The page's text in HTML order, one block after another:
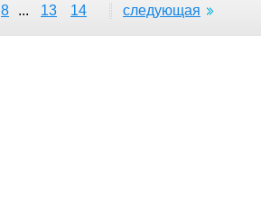
8 ... 13 14 следующая